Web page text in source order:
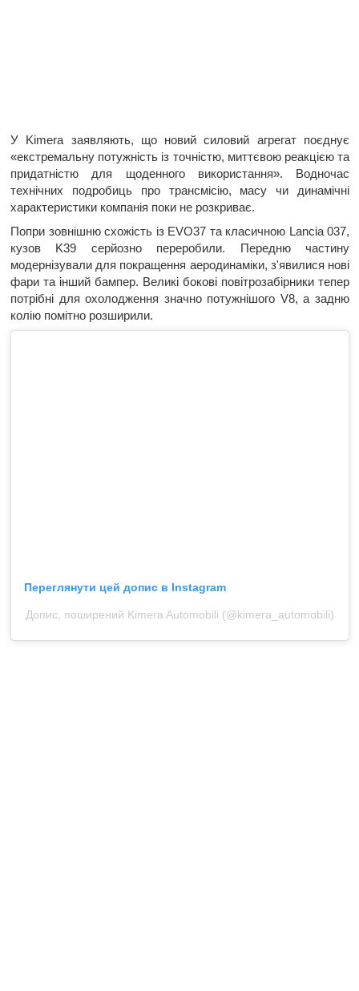
У Kimera заявляють, що новий силовий агрегат поєднує
«екстремальну потужність із точністю, миттєвою реакцією та
придатністю для щоденного використання». Водночас
технічних подробиць про трансмісію, масу чи динамічні
характеристики компанія поки не розкриває.
Попри зовнішню схожість із EVO37 та класичною Lancia 037,
кузов K39 серйозно переробили. Передню частину
модернізували для покращення аеродинаміки, з'явилися нові
фари та інший бампер. Великі бокові повітрозабірники тепер
потрібні для охолодження значно потужнішого V8, а задню
колію помітно розширили.
Переглянути цей допис в Instagram
Допис, поширений Kimera Automobili (@kimera_automobili)